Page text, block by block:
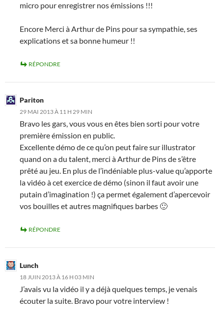
micro pour enregistrer nos émissions !!!
Encore Merci à Arthur de Pins pour sa sympathie, ses
explications et sa bonne humeur !!
RÉPONDRE
Pariton
29 MAI 2013 À 11 H 29 MIN
Bravo les gars, vous vous en êtes bien sorti pour votre
première émission en public.
Excellente démo de ce qu’on peut faire sur illustrator
quand on a du talent, merci à Arthur de Pins de s’être
prêté au jeu. En plus de l’indéniable plus-value qu’apporte
la vidéo à cet exercice de démo (sinon il faut avoir une
putain d’imagination !) ça permet également d’apercevoir
vos bouilles et autres magnifiques barbes 🙂
RÉPONDRE
Lunch
18 JUIN 2013 À 16 H 03 MIN
J’avais vu la vidéo il y a déjà quelques temps, je venais
écouter la suite. Bravo pour votre interview !